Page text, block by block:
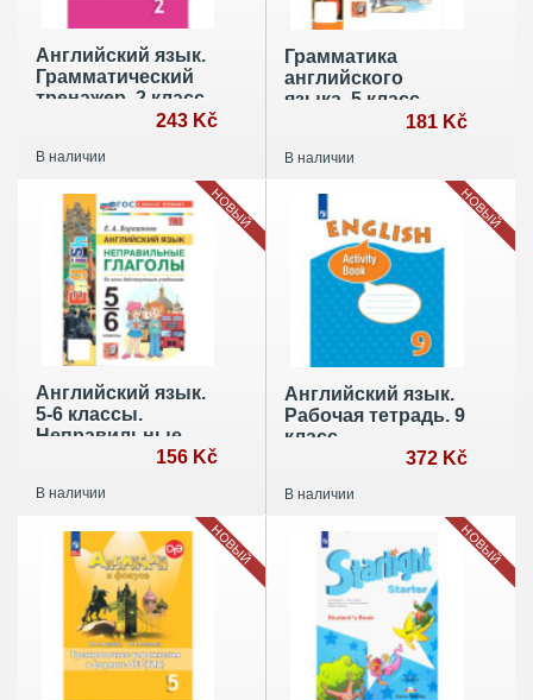
Английский язык.
Грамматический
тренажер. 2 класс
243 Kč
В наличии
Грамматика
английского
языка. 5 класс.
1
181 Kč
В наличии
Английский язык.
5-6 классы.
Неправильные
глаголы (к новому
156 Kč
В наличии
НОВЫЙ
Английский язык.
Рабочая тетрадь. 9
класс
372 Kč
В наличии
НОВЫЙ
НОВЫЙ НОВЫЙ